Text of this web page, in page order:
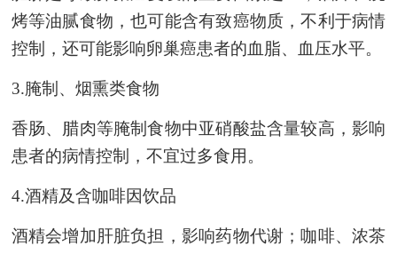
烤等油腻食物，也可能含有致癌物质，不利于病情
控制，还可能影响卵巢癌患者的血脂、血压水平。
3.腌制、烟熏类食物
香肠、腊肉等腌制食物中亚硝酸盐含量较高，影响
患者的病情控制，不宜过多食用。
4.酒精及含咖啡因饮品
酒精会增加肝脏负担，影响药物代谢；咖啡、浓茶